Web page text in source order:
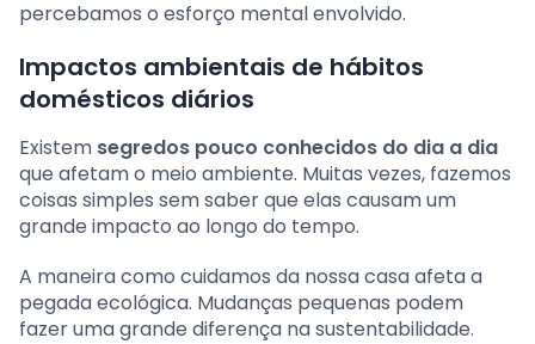
percebamos o esforço mental envolvido.
Impactos ambientais de hábitos
domésticos diários
Existem segredos pouco conhecidos do dia a dia
que afetam o meio ambiente. Muitas vezes, fazemos
coisas simples sem saber que elas causam um
grande impacto ao longo do tempo.
A maneira como cuidamos da nossa casa afeta a
pegada ecológica. Mudanças pequenas podem
fazer uma grande diferença na sustentabilidade.